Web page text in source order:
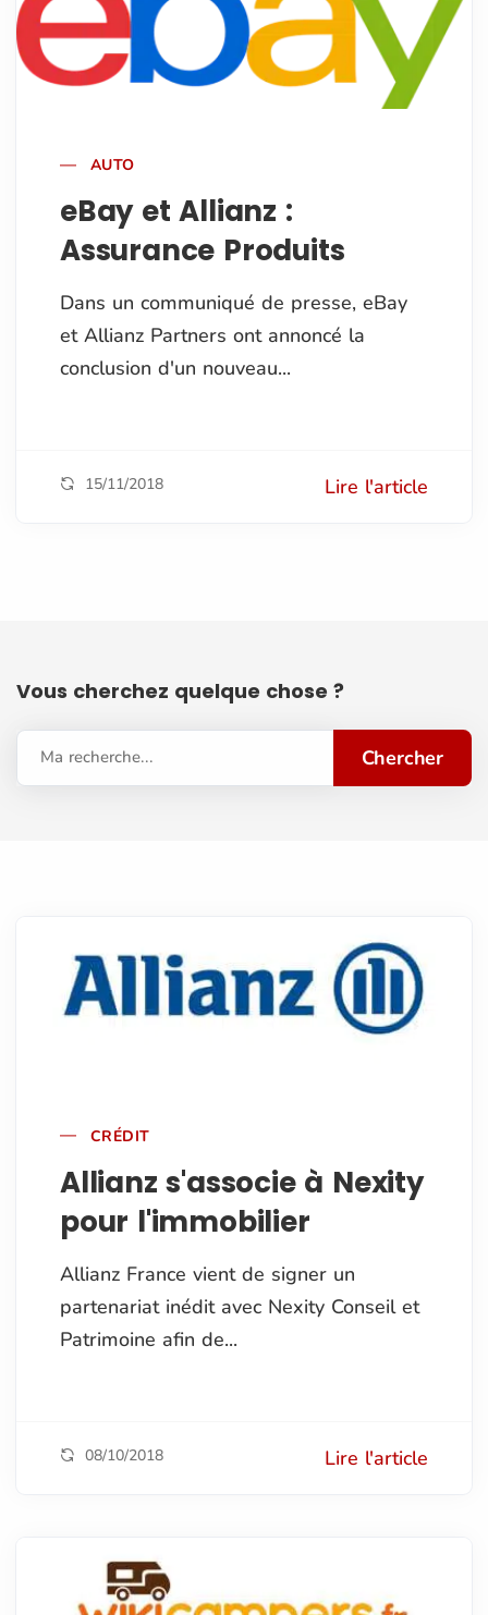
AUTO
eBay et Allianz :
Assurance Produits
Dans un communiqué de presse, eBay
et Allianz Partners ont annoncé la
conclusion d'un nouveau...
15/11/2018 Lire l'article
Vous cherchez quelque chose ?
Ma recherche... Chercher
CRÉDIT
Allianz s'associe à Nexity
pour l'immobilier
Allianz France vient de signer un
partenariat inédit avec Nexity Conseil et
Patrimoine afin de...
08/10/2018 Lire l'article